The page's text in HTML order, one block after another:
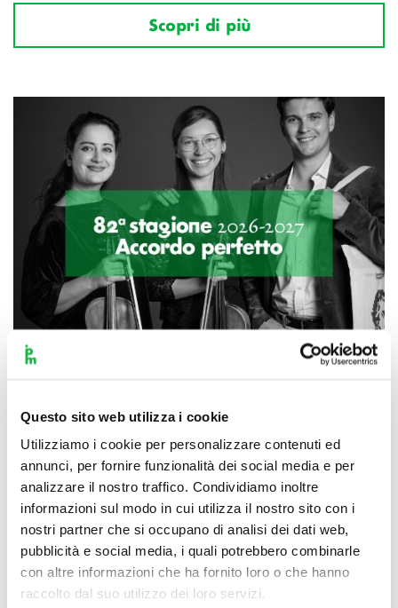
Questo sito web utilizza i cookie
Utilizziamo i cookie per personalizzare contenuti ed
annunci, per fornire funzionalità dei social media e per
analizzare il nostro traffico. Condividiamo inoltre
informazioni sul modo in cui utilizza il nostro sito con i
nostri partner che si occupano di analisi dei dati web,
pubblicità e social media, i quali potrebbero combinarle
con altre informazioni che ha fornito loro o che hanno
raccolto dal suo utilizzo dei loro servizi.
Scopri di più
Scopri di più